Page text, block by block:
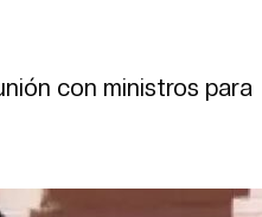
con ministros para